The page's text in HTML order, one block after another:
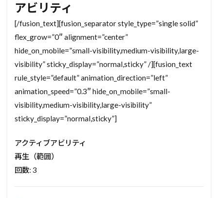
アビリティ
[/fusion_text][fusion_separator style_type=”single solid”
flex_grow=”0″ alignment=”center”
hide_on_mobile=”small-visibility,medium-visibility,large-
visibility” sticky_display=”normal,sticky” /][fusion_text
rule_style=”default” animation_direction=”left”
animation_speed=”0.3″ hide_on_mobile=”small-
visibility,medium-visibility,large-visibility”
sticky_display=”normal,sticky”]
アクティブアビリティ
再生（範囲）
回数: 3